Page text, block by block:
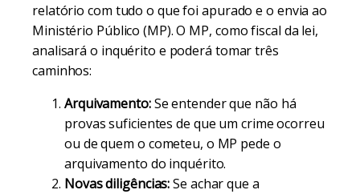
relatório com tudo o que foi apurado e o envia ao
Ministério Público (MP). O MP, como fiscal da lei,
analisará o inquérito e poderá tomar três
caminhos:
Arquivamento:Se entender que não há
provas suficientes de que um crime ocorreu
ou de quem o cometeu, o MP pede o
arquivamento do inquérito.
Novas diligências:Se achar que a